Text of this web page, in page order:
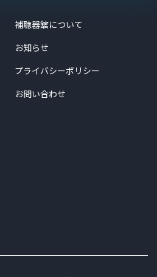
補聴器舘について
お知らせ
プライバシーポリシー
お問い合わせ